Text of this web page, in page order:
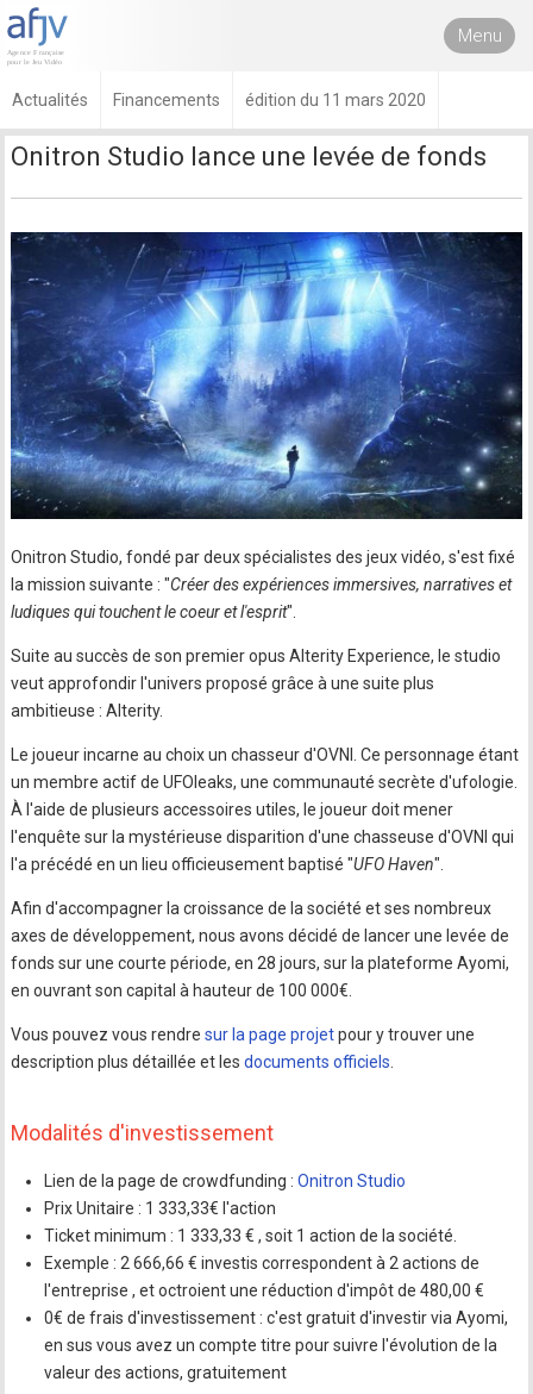
Menu
Actualités Financements édition du 11 mars 2020
Onitron Studio lance une levée de fonds
Onitron Studio, fondé par deux spécialistes des jeux vidéo, s'est fixé
la mission suivante : "Créer des expériences immersives, narratives et
ludiques qui touchent le coeur et l'esprit".
Suite au succès de son premier opus Alterity Experience, le studio
veut approfondir l'univers proposé grâce à une suite plus
ambitieuse : Alterity.
Le joueur incarne au choix un chasseur d'OVNI. Ce personnage étant
un membre actif de UFOleaks, une communauté secrète d'ufologie.
À l'aide de plusieurs accessoires utiles, le joueur doit mener
l'enquête sur la mystérieuse disparition d'une chasseuse d'OVNI qui
l'a précédé en un lieu officieusement baptisé "UFO Haven".
Afin d'accompagner la croissance de la société et ses nombreux
axes de développement, nous avons décidé de lancer une levée de
fonds sur une courte période, en 28 jours, sur la plateforme Ayomi,
en ouvrant son capital à hauteur de 100 000€.
Vous pouvez vous rendresur la page projetpour y trouver une
description plus détaillée et lesdocuments officiels.
Modalités d'investissement
Lien de la page de crowdfunding :Onitron Studio
Prix Unitaire : 1 333,33€ l'action
Ticket minimum : 1 333,33 € , soit 1 action de la société.
Exemple : 2 666,66 € investis correspondent à 2 actions de
l'entreprise , et octroient une réduction d'impôt de 480,00 €
0€ de frais d'investissement : c'est gratuit d'investir via Ayomi,
en sus vous avez un compte titre pour suivre l'évolution de la
valeur des actions, gratuitement